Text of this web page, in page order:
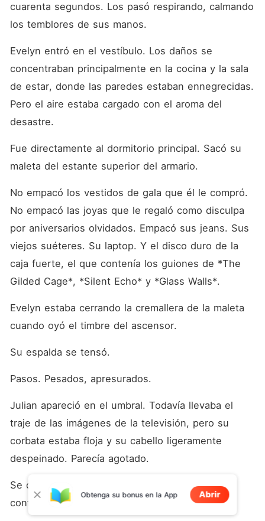
cuarenta segundos. Los pasó respirando, calmando
los temblores de sus manos.
Evelyn entró en el vestíbulo. Los daños se
concentraban principalmente en la cocina y la sala
de estar, donde las paredes estaban ennegrecidas.
Pero el aire estaba cargado con el aroma del
desastre.
Fue directamente al dormitorio principal. Sacó su
maleta del estante superior del armario.
No empacó los vestidos de gala que él le compró.
No empacó las joyas que le regaló como disculpa
por aniversarios olvidados. Empacó sus jeans. Sus
viejos suéteres. Su laptop. Y el disco duro de la
caja fuerte, el que contenía los guiones de *The
Gilded Cage*, *Silent Echo* y *Glass Walls*.
Evelyn estaba cerrando la cremallera de la maleta
cuando oyó el timbre del ascensor.
Su espalda se tensó.
Pasos. Pesados, apresurados.
Julian apareció en el umbral. Todavía llevaba el
traje de las imágenes de la televisión, pero su
corbata estaba floja y su cabello ligeramente
despeinado. Parecía agotado.
Se detuvo al ver la maleta. Frunció el ceño, la
confusión marcaba sus atractivos rasgos.
Obtenga su bonus en la App Abrir